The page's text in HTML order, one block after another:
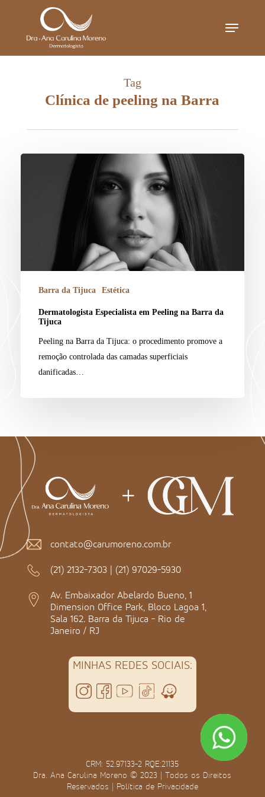
Menu
Tag
Clínica de peeling na Barra
Barra da Tijuca Estética
Dermatologista Especialista em Peeling na Barra da
Tijuca
Peeling na Barra da Tijuca: o procedimento promove a
remoção controlada das camadas superficiais
danificadas…
contato@carumoreno.com.br
(21) 2132-7303 | (21) 97029-5930
Av. Embaixador Abelardo Bueno, 1
Dimension Office Park, Bloco Lagoa 1,
Sala 162. Barra da Tijuca - Rio de
Janeiro / RJ
MINHAS REDES SOCIAIS:
CRM: 52.97133-2 RQE:21135
Dra. Ana Carulina Moreno © 2023 | Todos os Direitos
Reservados | Política de Privacidade